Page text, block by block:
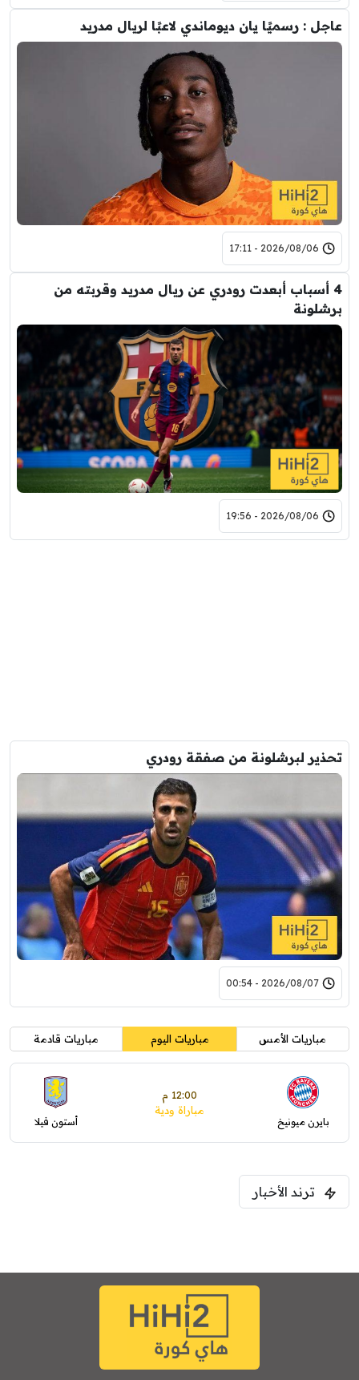
عاجل : رسميًا يان ديوماندي لاعبًا لريال مدريد
2026/08/06 - 17:11
4 أسباب أبعدت رودري عن ريال مدريد وقربته من
برشلونة
2026/08/06 - 19:56
تحذير لبرشلونة من صفقة رودري
2026/08/07 - 00:54
مباريات الأمس مباريات اليوم مباريات قادمة
بايرن ميونيخ
12:00 م
مباراة ودية
أستون فيلا
ترند الأخبار